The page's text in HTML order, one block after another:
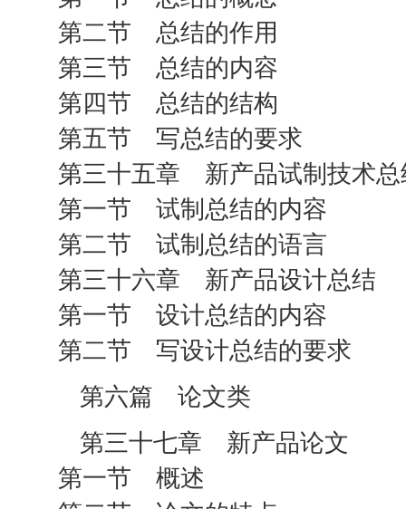
第二节 总结的作用
第三节 总结的内容
第四节 总结的结构
第五节 写总结的要求
第三十五章 新产品试制技术总
第一节 试制总结的内容
第二节 试制总结的语言
第三十六章 新产品设计总结
第一节 设计总结的内容
第二节 写设计总结的要求
第六篇 论文类
第三十七章 新产品论文
第一节 概述